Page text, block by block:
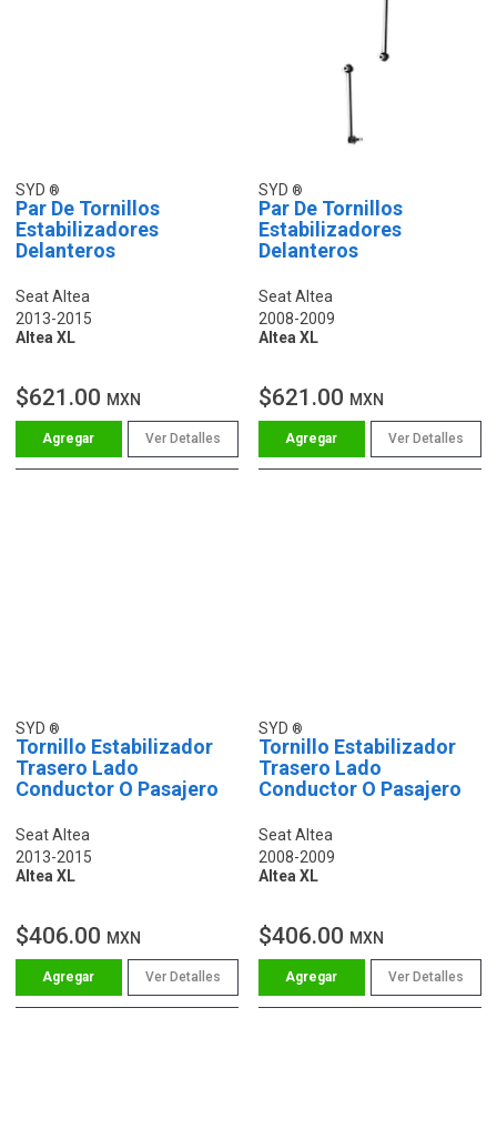
SYD
Par De Tornillos
Estabilizadores
Delanteros
Seat Altea
2013-2015
Altea XL
$621.00 MXN
Ver Detalles
SYD
Par De Tornillos
Estabilizadores
Delanteros
Seat Altea
2008-2009
Altea XL
$621.00 MXN
Ver Detalles
SYD
Tornillo Estabilizador
Trasero Lado
Conductor O Pasajero
Seat Altea
2013-2015
Altea XL
$406.00 MXN
Ver Detalles
SYD
Tornillo Estabilizador
Trasero Lado
Conductor O Pasajero
Seat Altea
2008-2009
Altea XL
$406.00 MXN
Ver Detalles